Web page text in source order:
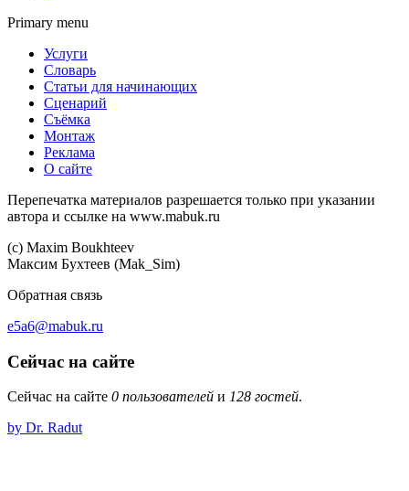
Primary menu
Услуги
Словарь
Статьи для начинающих
Сценарий
Съёмка
Монтаж
Реклама
О сайте
Перепечатка материалов разрешается только при указании
автора и ссылке на www.mabuk.ru
(c) Maхim Boukhteev
Максим Бухтеев (Mak_Sim)
Обратная связь
e5a6@mabuk.ru
Сейчас на сайте
Сейчас на сайте 0 пользователей и 128 гостей.
by Dr. Radut